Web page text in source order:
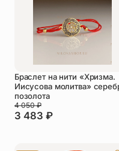
Упаковка
Чётки
Другое
Браслет на нити «Хризма.
Иисусова молитва»
позолота
3 483 ₽
4 050₽